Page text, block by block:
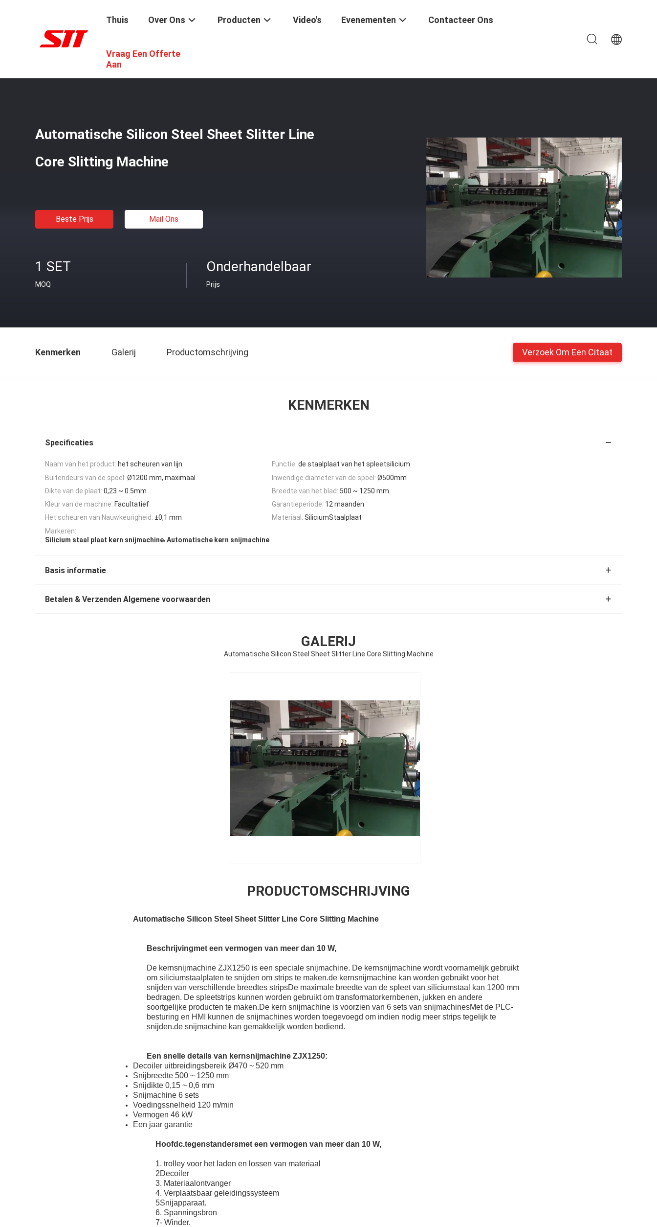
Thuis Over Ons Producten Video's Evenementen Contacteer Ons
Vraag Een Offerte
Aan
Kern Die Machine Scheuren
Automatische Silicon Steel Sheet Slitter Line
Core Slitting Machine
Beste Prijs Mail Ons
1 SET
MOQ
Onderhandelbaar
Prijs
Kenmerken Galerij Productomschrijving Verzoek Om Een Citaat
KENMERKEN
Specificaties
Naam van het product: het scheuren van lijn Functie: de staalplaat van het spleetsilicium
Buitendeurs van de spoel: Ø1200 mm, maximaal Inwendige diameter van de spoel: Ø500mm
Dikte van de plaat: 0,23 ~ 0.5mm Breedte van het blad: 500 ~ 1250 mm
Kleur van de machine: Facultatief Garantieperiode: 12 maanden
Het scheuren van Nauwkeurigheid: ±0,1 mm Materiaal: SiliciumStaalplaat
Markeren:
Silicium staal plaat kern snijmachine, Automatische kern snijmachine
Basis informatie
Betalen & Verzenden Algemene voorwaarden
GALERIJ
Automatische Silicon Steel Sheet Slitter Line Core Slitting Machine
PRODUCTOMSCHRIJVING
Automatische Silicon Steel Sheet Slitter Line Core Slitting Machine
Beschrijvingmet een vermogen van meer dan 10 W,
De kernsnijmachine ZJX1250 is een speciale snijmachine. De kernsnijmachine wordt voornamelijk gebruikt
om siliciumstaalplaten te snijden om strips te maken.de kernsnijmachine kan worden gebruikt voor het
snijden van verschillende breedtes stripsDe maximale breedte van de spleet van siliciumstaal kan 1200 mm
bedragen. De spleetstrips kunnen worden gebruikt om transformatorkernbenen, jukken en andere
soortgelijke producten te maken.De kern snijmachine is voorzien van 6 sets van snijmachinesMet de PLC-
besturing en HMI kunnen de snijmachines worden toegevoegd om indien nodig meer strips tegelijk te
snijden.de snijmachine kan gemakkelijk worden bediend.
Een snelle detail s van kernsnijmachine ZJX1250:
Decoiler uitbreidingsbereik Ø470 ~ 520 mm
Snijbreedte 500 ~ 1250 mm
Snijdikte 0,15 ~ 0,6 mm
Snijmachine 6 sets
Voedingssnelheid 120 m/min
Vermogen 46 kW
Een jaar garantie
Hoofdc.tegenstandersmet een vermogen van meer dan 10 W,
1. trolley voor het laden en lossen van materiaal
2Decoiler
3. Materiaalontvanger
4. Verplaatsbaar geleidingssysteem
5Snijapparaat.
6. Spanningsbron
7- Winder.